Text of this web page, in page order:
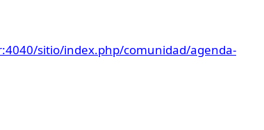
sitio/index.php/comunidad/agenda-